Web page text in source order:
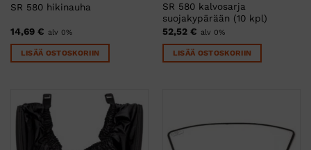
SR 580 hikinauha
14,69 € alv 0%
LISÄÄ OSTOSKORIIN
SR 580 kalvosarja
suojakypärään (10 kpl)
52,52 € alv 0%
LISÄÄ OSTOSKORIIN